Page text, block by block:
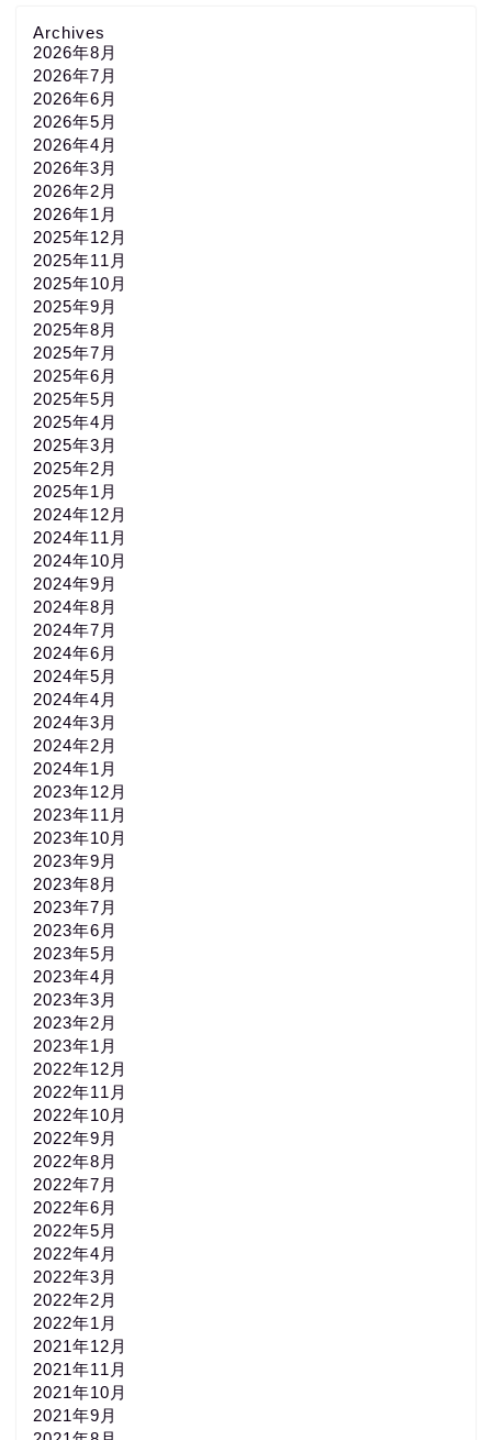
Archives
2026年8月
2026年7月
2026年6月
2026年5月
2026年4月
2026年3月
2026年2月
2026年1月
2025年12月
2025年11月
2025年10月
2025年9月
2025年8月
2025年7月
2025年6月
2025年5月
2025年4月
2025年3月
2025年2月
2025年1月
2024年12月
2024年11月
2024年10月
2024年9月
2024年8月
2024年7月
2024年6月
2024年5月
2024年4月
2024年3月
2024年2月
2024年1月
2023年12月
2023年11月
2023年10月
2023年9月
2023年8月
2023年7月
2023年6月
2023年5月
2023年4月
2023年3月
2023年2月
2023年1月
2022年12月
2022年11月
2022年10月
2022年9月
2022年8月
2022年7月
2022年6月
2022年5月
2022年4月
2022年3月
2022年2月
2022年1月
2021年12月
2021年11月
2021年10月
2021年9月